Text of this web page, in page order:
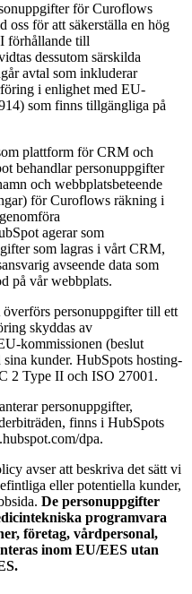
för Curoflows
oss för att säkerställa en hög
förhållande till
dessutom särskilda
avtal som inkluderar
i enlighet med EU-
som finns tillgängliga på
plattform för CRM och
behandlar personuppgifter
och webbplatsbeteende
för Curoflows räkning i
agerar som
som lagras i vårt CRM,
avseende data som
på vår webbplats.
personuppgifter till ett
skyddas av
kommissionen (beslut
kunder. HubSpots hosting-
2 Type II och ISO 27001.
personuppgifter,
finns i HubSpots
dpa.
avser att beskriva det sätt vi
eller potentiella kunder,
De personuppgifter
programvara
företag, vårdpersonal,
inom EU/EES utan